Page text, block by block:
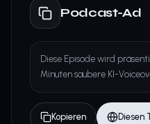
Podcast-Ad
Diese Episode wird
Minuten saubere KI-
Kopieren Diesen